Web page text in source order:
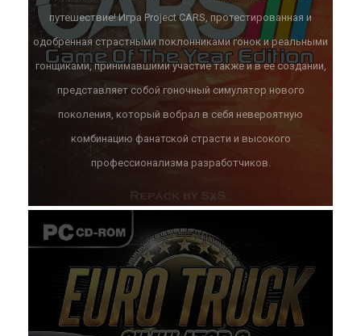
путешествие! Игра Project CARS, протестированная и
одобренная страстными поклонниками гонок и реальными
гонщиками, принимавшими участие также и в ее создании,
представляет собой гоночный симулятор нового
поколения, который вобрал в себя невероятную
комбинацию фанатской страсти и высокого
профессионализма разработчиков.